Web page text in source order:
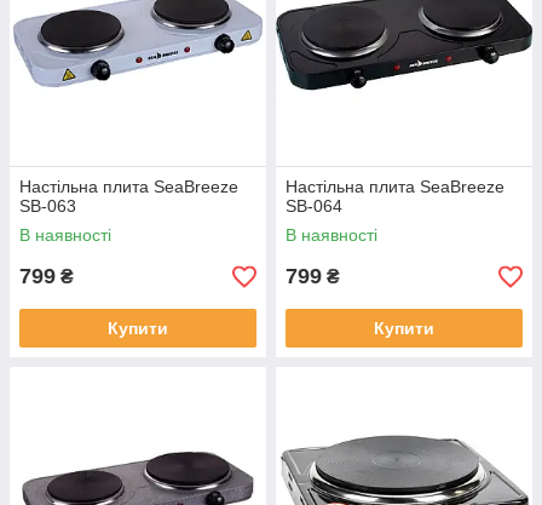
Настільна плита SeaBreeze
SB-063
В наявності
799 ₴
Купити
Настільна плита SeaBreeze
SB-064
В наявності
799 ₴
Купити